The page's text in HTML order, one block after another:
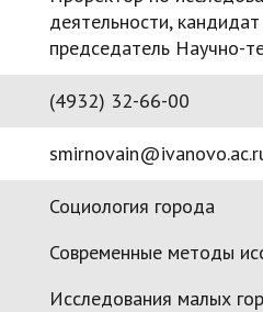
деятельности,
председатель Научно-
(4932) 32-66-00
Социология города
Современные методы
Исследования малых